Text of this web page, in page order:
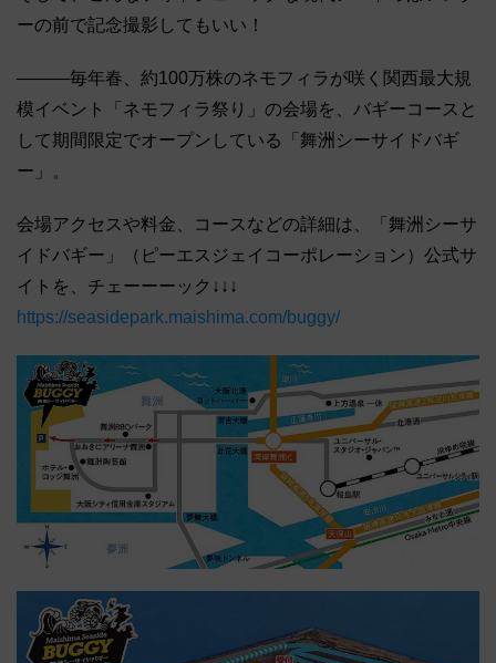
ーの前で記念撮影してもいい！
―――毎年春、約100万株のネモフィラが咲く関西最大規
模イベント「ネモフィラ祭り」の会場を、バギーコースと
して期間限定でオープンしている「舞洲シーサイドバギ
ー」。
会場アクセスや料金、コースなどの詳細は、「舞洲シーサ
イドバギー」（ピーエスジェイコーポレーション）公式サ
イトを、チェーーーック↓↓↓
https://seasidepark.maishima.com/buggy/